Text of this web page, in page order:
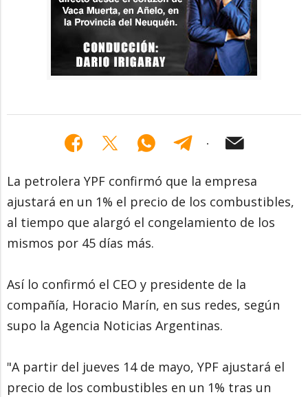
La petrolera YPF confirmó que la empresa
ajustará en un 1% el precio de los combustibles,
al tiempo que alargó el congelamiento de los
mismos por 45 días más.
Así lo confirmó el CEO y presidente de la
compañía, Horacio Marín, en sus redes, según
supo la Agencia Noticias Argentinas.
"A partir del jueves 14 de mayo, YPF ajustará el
precio de los combustibles en un 1% tras un